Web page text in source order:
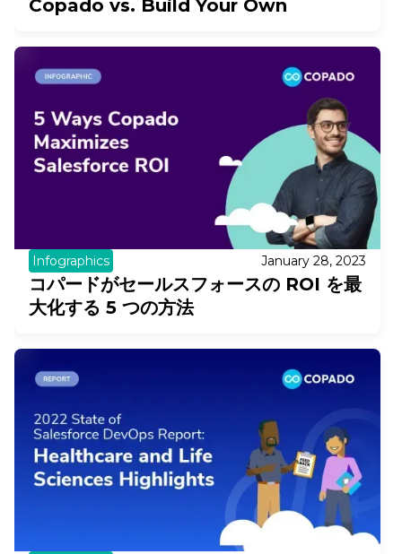
Copado vs. Build Your Own
Infographics January 28, 2023
コパードがセールスフォースの ROI を最
大化する 5 つの方法